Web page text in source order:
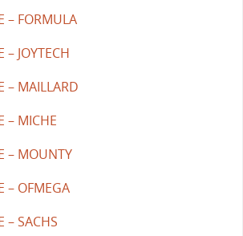
– FORMULA
– JOYTECH
– MAILLARD
– MICHE
– MOUNTY
– OFMEGA
– SACHS